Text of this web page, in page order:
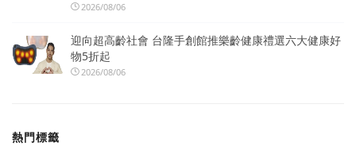
2026/08/06
迎向超高齡社會 台隆手創館推樂齡健康禮選六大健康好
物5折起
2026/08/06
熱門標籤